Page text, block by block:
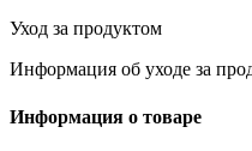
Уход за продуктом
Информация об уходе за
Информация о товаре